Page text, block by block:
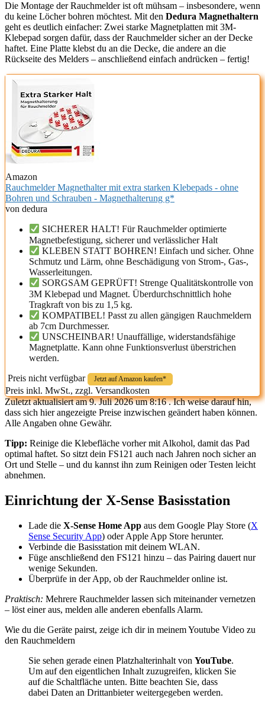
Die Montage der Rauchmelder ist oft mühsam – insbesondere, wenn
du keine Löcher bohren möchtest. Mit den Dedura Magnethaltern
geht es deutlich einfacher: Zwei starke Magnetplatten mit 3M-
Klebepad sorgen dafür, dass der Rauchmelder sicher an der Decke
haftet. Eine Platte klebst du an die Decke, die andere an die
Rückseite des Melders – anschließend einfach andrücken – fertig!
Amazon
Rauchmelder Magnethalter mit extra starken Klebepads - ohne
Bohren und Schrauben - Magnethalterung g*
von dedura
SICHERER HALT! Für Rauchmelder optimierte
Magnetbefestigung, sicherer und verlässlicher Halt
KLEBEN STATT BOHREN! Einfach und sicher. Ohne
Schmutz und Lärm, ohne Beschädigung von Strom-, Gas-,
Wasserleitungen.
SORGSAM GEPRÜFT! Strenge Qualitätskontrolle von
3M Klebepad und Magnet. Überdurchschnittlich hohe
Tragkraft von bis zu 1,5 kg.
KOMPATIBEL! Passt zu allen gängigen Rauchmeldern
ab 7cm Durchmesser.
UNSCHEINBAR! Unauffällige, widerstandsfähige
Magnetplatte. Kann ohne Funktionsverlust überstrichen
werden.
Preis nicht verfügbar
Jetzt auf Amazon kaufen*
Preis inkl. MwSt., zzgl. Versandkosten
Zuletzt aktualisiert am 9. Juli 2026 um 8:16 . Ich weise darauf hin,
dass sich hier angezeigte Preise inzwischen geändert haben können.
Alle Angaben ohne Gewähr.
Tipp: Reinige die Klebefläche vorher mit Alkohol, damit das Pad
optimal haftet. So sitzt dein FS121 auch nach Jahren noch sicher an
Ort und Stelle – und du kannst ihn zum Reinigen oder Testen leicht
abnehmen.
Einrichtung der X-Sense Basisstation
Lade die X-Sense Home App aus dem Google Play Store (X
Sense Security App) oder Apple App Store herunter.
Verbinde die Basisstation mit deinem WLAN.
Füge anschließend den FS121 hinzu – das Pairing dauert nur
wenige Sekunden.
Überprüfe in der App, ob der Rauchmelder online ist.
Praktisch: Mehrere Rauchmelder lassen sich miteinander vernetzen
– löst einer aus, melden alle anderen ebenfalls Alarm.
Wie du die Geräte pairst, zeige ich dir in meinem Youtube Video zu
den Rauchmeldern
Sie sehen gerade einen Platzhalterinhalt von YouTube.
Um auf den eigentlichen Inhalt zuzugreifen, klicken Sie
auf die Schaltfläche unten. Bitte beachten Sie, dass
dabei Daten an Drittanbieter weitergegeben werden.